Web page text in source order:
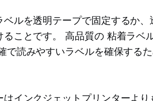
ルを透明テープで固定するか、
ことです。 高品質の 粘着ラベ
で読みやすいラベルを確保する
はインクジェットプリンターより